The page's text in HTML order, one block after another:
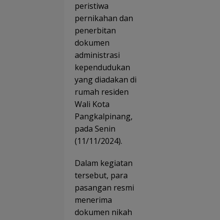
peristiwa
pernikahan dan
penerbitan
dokumen
administrasi
kependudukan
yang diadakan di
rumah residen
Wali Kota
Pangkalpinang,
pada Senin
(11/11/2024).
Dalam kegiatan
tersebut, para
pasangan resmi
menerima
dokumen nikah